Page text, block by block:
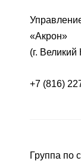
«Акрон»
(г.
+7 (816)
Группа по